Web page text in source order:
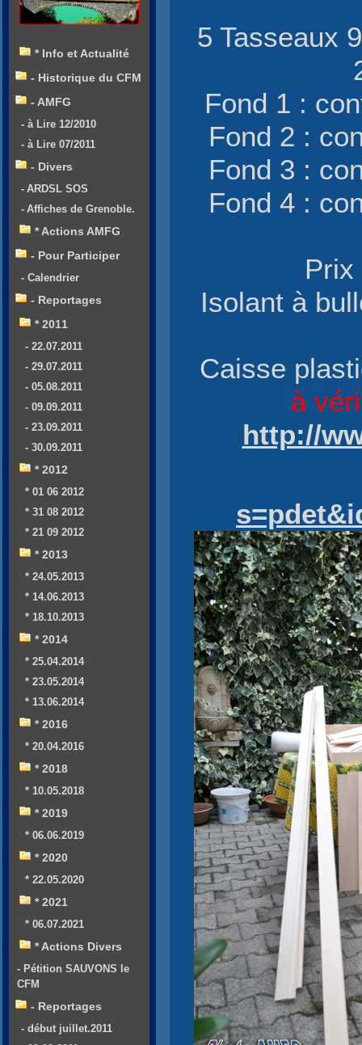
5 Tasseaux
Fond 1 :
Fond 2 :
Fond 3 :
Fond 4 :
Prix
Isolant à
Caisse
à
http://
* Info et Actualité
- Historique du CFM
- AMFG
- à Lire 12/2010
- à Lire 07/2011
- Divers
- ARDSL SOS
- Affiches de Grenoble.
* Actions AMFG
- Pour Participer
- Calendrier
- Reportages
* 2011
- 22.07.2011
- 29.07.2011
- 05.08.2011
- 09.09.2011
- 23.09.2011
- 30.09.2011
* 2012
* 01 06 2012
* 31 08 2012
* 21 09 2012
* 2013
* 24.05.2013
* 14.06.2013
* 18.10.2013
* 2014
* 25.04.2014
* 23.05.2014
* 13.06.2014
* 2016
* 20.04.2016
* 2018
* 10.05.2018
* 2019
* 06.06.2019
* 2020
* 22.05.2020
* 2021
* 06.07.2021
* Actions Divers
- Pétition SAUVONS le
CFM
- Reportages
- début juillet.2011